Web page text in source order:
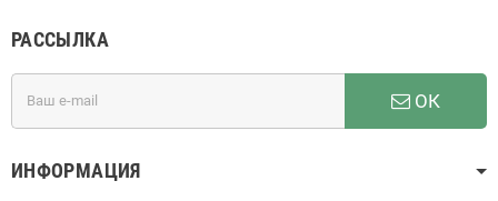
РАССЫЛКА
ОК
ИНФОРМАЦИЯ